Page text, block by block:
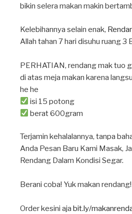
bikin selera makan makin
Kelebihannya selain enak,
Allah tahan 7 hari disuhu ruang 3
PERHATIAN, rendang mak tuo
di atas meja makan karena
he he
isi 15 potong
berat 600gram
Terjamin kehalalannya, tanpa
Anda Pesan Baru Kami Masak,
Rendang Dalam Kondisi Segar.
Berani coba! Yuk makan rendang!
Order kesini aja bit.ly/